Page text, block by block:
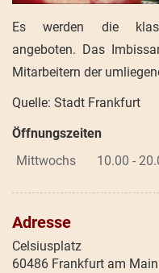
Es werden die
angeboten. Das
Mitarbeitern der
Quelle: Stadt Frankfurt
Öffnungszeiten
Mittwochs
10.00 -
Adresse
Celsiusplatz
60486 Frankfurt am Main